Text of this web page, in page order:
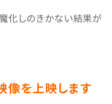
化しのきかない結果が
像を上映します